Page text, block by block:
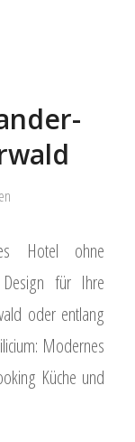
Hotel ohne
Design für Ihre
oder entlang
Modernes
Küche und